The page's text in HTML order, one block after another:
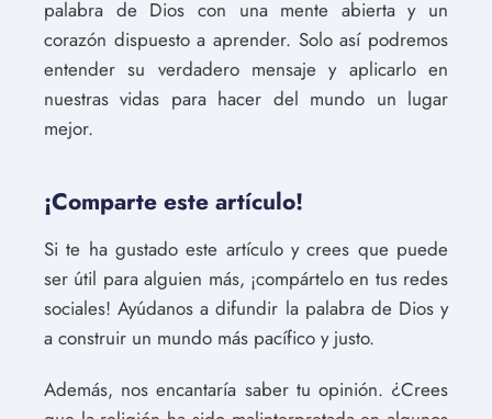
palabra de Dios con una mente abierta y un
corazón dispuesto a aprender. Solo así podremos
entender su verdadero mensaje y aplicarlo en
nuestras vidas para hacer del mundo un lugar
mejor.
¡Comparte este artículo!
Si te ha gustado este artículo y crees que puede
ser útil para alguien más, ¡compártelo en tus redes
sociales! Ayúdanos a difundir la palabra de Dios y
a construir un mundo más pacífico y justo.
Además, nos encantaría saber tu opinión. ¿Crees